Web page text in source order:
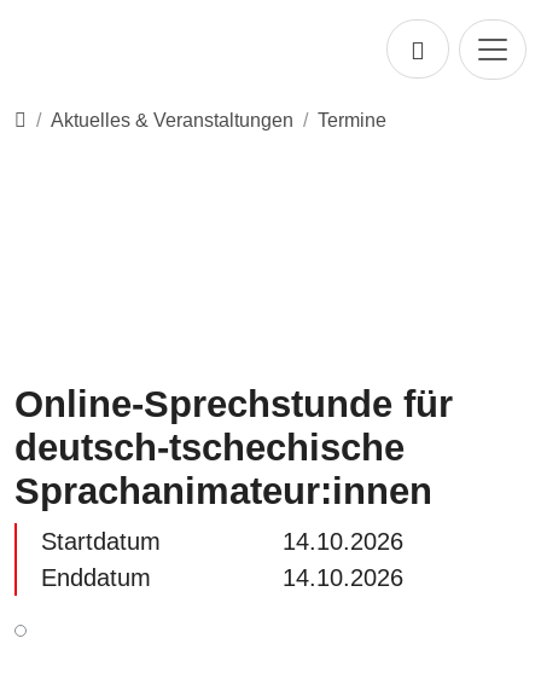
Startseite
Aktuelles & Veranstaltungen Termine
Online-Sprechstunde für
deutsch-tschechische
Sprachanimateur:innen
Startdatum
14.10.2026
Enddatum
14.10.2026